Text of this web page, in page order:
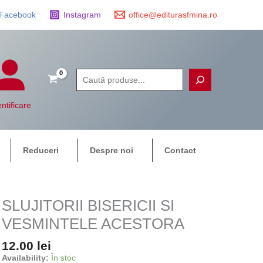
Facebook Instagram office@editurasfmina.ro
Reduceri Despre noi Contact
SLUJITORII BISERICII SI
VESMINTELE ACESTORA
12.00 lei
Availability: În stoc